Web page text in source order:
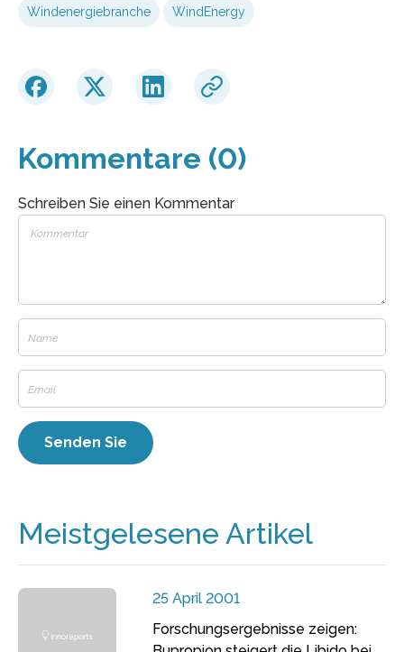
Windenergiebranche WindEnergy
Kommentare (0)
Schreiben Sie einen Kommentar
Meistgelesene Artikel
25 April 2001
Forschungsergebnisse zeigen: